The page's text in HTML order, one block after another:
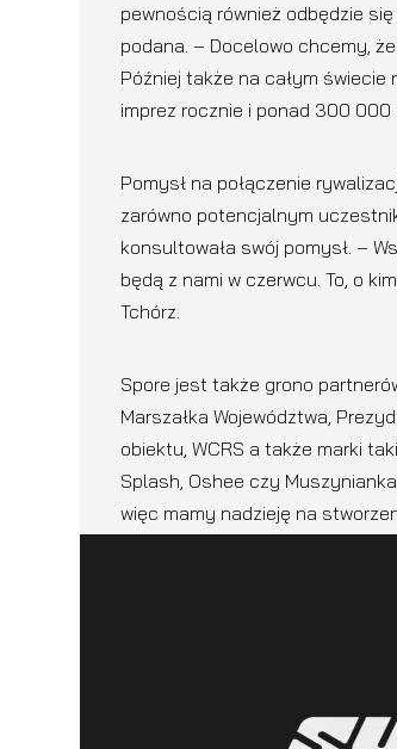
pewnością również odbędzie
podana. – Docelowo chcemy,
Później także na całym
imprez rocznie i ponad 300 000
Pomysł na połączenie
zarówno potencjalnym
konsultowała swój pomysł. –
będą z nami w czerwcu. To, o
Tchórz.
Spore jest także grono
Marszałka Województwa,
obiektu, WCRS a także marki
Splash, Oshee czy
więc mamy nadzieję na